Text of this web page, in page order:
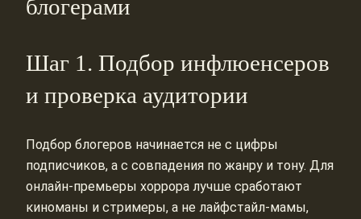
блогерами
Шаг 1. Подбор инфлюенсеров
и проверка аудитории
Подбор блогеров начинается не с цифры
подписчиков, а с совпадения по жанру и тону. Для
онлайн‑премьеры хоррора лучше сработают
киноманы и стримеры, а не лайфстайл‑мамы,